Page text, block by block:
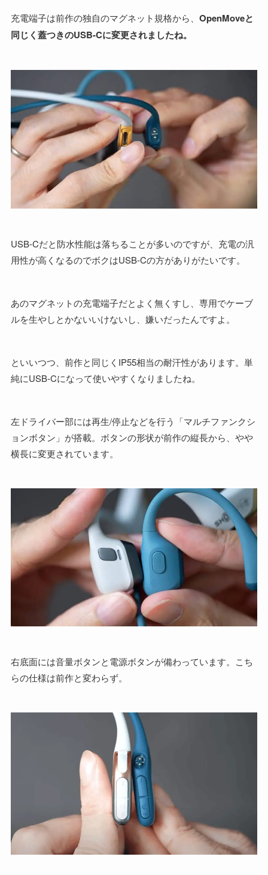
充電端子は前作の独自のマグネット規格から、 OpenMoveと
同じく蓋つきのUSB-Cに変更されましたね。
USB-Cだと防水性能は落ちることが多いのですが、充電の汎
用性が高くなるのでボクはUSB-Cの方がありがたいです。
あのマグネットの充電端子だとよく無くすし、専用でケーブ
ルを生やしとかないいけないし、嫌いだったんですよ。
といいつつ、前作と同じくIP55相当の耐汗性があります。単
純にUSB-Cになって使いやすくなりましたね。
左ドライバー部には再生/停止などを行う「マルチファンクシ
ョンボタン」が搭載。ボタンの形状が前作の縦長から、やや
横長に変更されています。
右底面には音量ボタンと電源ボタンが備わっています。こち
らの仕様は前作と変わらず。